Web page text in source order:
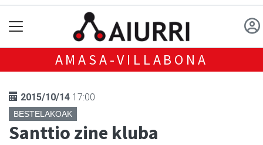
AMASA-VILLABONA
2015/10/14 17:00
BESTELAKOAK
Santtio zine kluba